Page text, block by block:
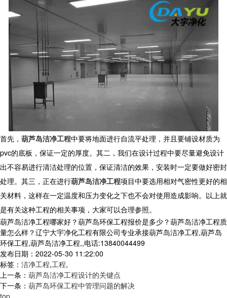
首先， 葫芦岛洁净工程中要将地面进行自流平处理，并且要铺设材质为
pvc的底板，保证一定的厚度。其二，我们在设计过程中要尽量避免设计
出不容易进行清洁处理的位置，保证清洁的效果，安装时一定要做好密封
处理。其三，正在进行葫芦岛洁净工程项目中要选用相对气密性更好的相
关材料，这样在一定温度和压力变化之下也不会对使用造成影响。以上就
是有关这种工程的相关事项，大家可以合理参照。
葫芦岛洁净工程哪家好？葫芦岛环保工程报价是多少？葫芦岛洁净工程质
量怎么样？辽宁大宇净化工程有限公司专业承接葫芦岛洁净工程,葫芦岛
环保工程,葫芦岛洁净工程,,电话:13840044499
发布日期：2022-05-30 11:22:00
标签： 洁净工程,工程,
上一条： 葫芦岛洁净工程设计的关键点
下一条： 葫芦岛环保工程中管理问题的解决